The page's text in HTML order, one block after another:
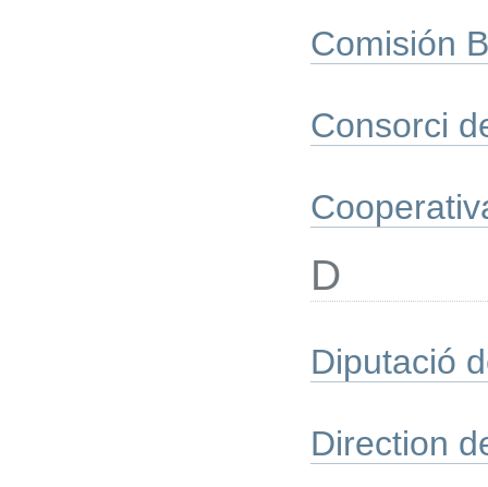
Comisión
Consorci
D
Diputació
Direction